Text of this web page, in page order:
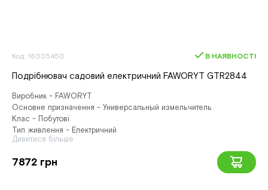
Код: 18035450 В НАЯВНОСТІ
Подрібнювач садовий електричний FAWORYT GTR2844
Виробник - FAWORYT
Основне призначення - Универсальный измельчитель
Клас - Побутові
Тип живлення - Електричний
Дивитися більше
7872 грн